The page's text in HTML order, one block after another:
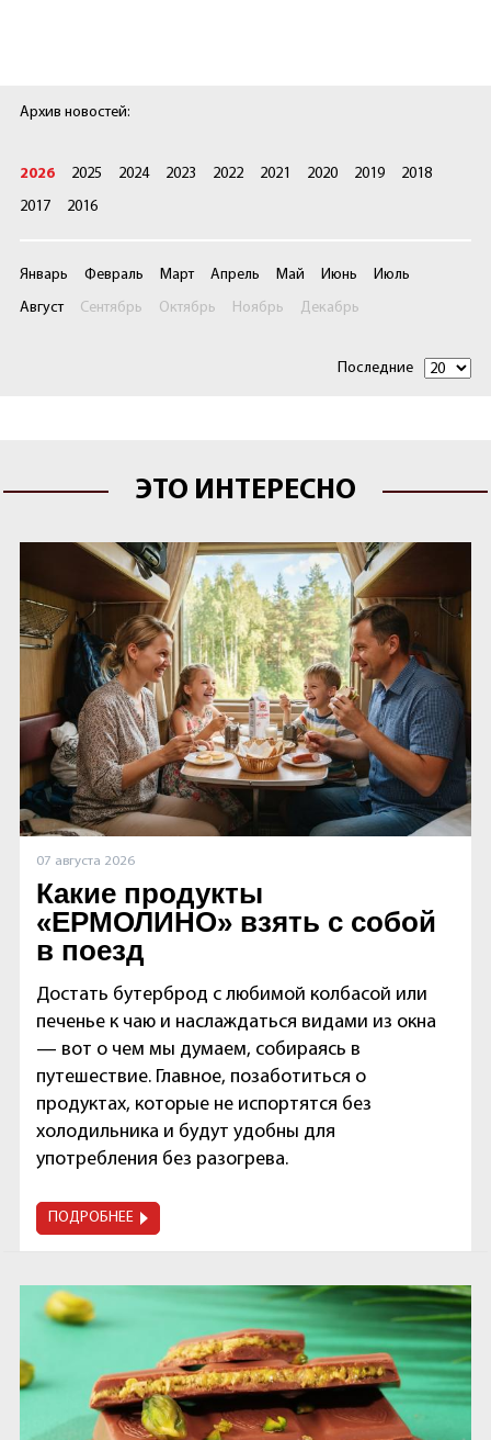
Архив новостей:
2026 2025 2024 2023 2022 2021 2020 2019
2018
2017
2016
Январь Февраль Март Апрель Май Июнь
Июль
Август
Сентябрь Октябрь Ноябрь Декабрь
Последние
ЭТО ИНТЕРЕСНО
07 августа 2026
Какие продукты
«ЕРМОЛИНО» взять с собой
в поезд
Достать бутерброд с любимой колбасой или
печенье к чаю и наслаждаться видами из окна
— вот о чем мы думаем, собираясь в
путешествие. Главное, позаботиться о
продуктах, которые не испортятся без
холодильника и будут удобны для
употребления без разогрева.
ПОДРОБНЕЕ